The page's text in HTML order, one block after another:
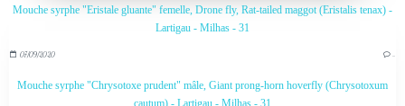
Mouche syrphe "Eristale gluante" femelle, Drone fly, Rat-tailed maggot (Eristalis tenax) -
Lartigau - Milhas - 31
07/09/2020 …
Mouche syrphe "Chrysotoxe prudent" mâle, Giant prong-horn hoverfly (Chrysotoxum